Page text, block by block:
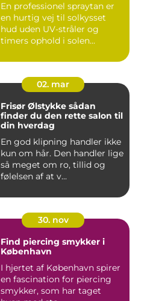
En professionel spraytan er
en hurtig vej til solkysset
hud uden UV-stråler og
timers ophold i solen...
02. mar
Frisør Ølstykke sådan
finder du den rette salon til
din hverdag
En god klipning handler ikke
kun om hår. Den handler lige
så meget om ro, tillid og
følelsen af at v...
30. nov
Find piercing smykker i
København
I hjertet af København spirer
en fascination for piercing
smykker, som har taget